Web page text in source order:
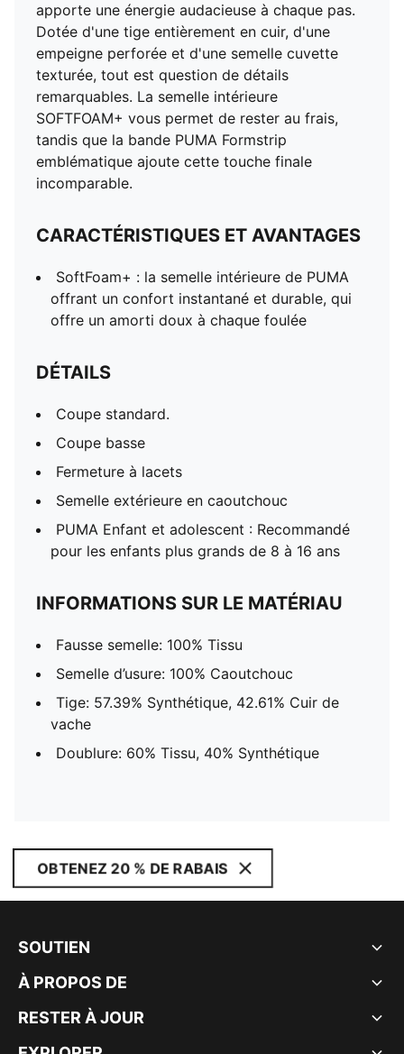
apporte une énergie audacieuse à chaque pas.
Dotée d'une tige entièrement en cuir, d'une
empeigne perforée et d'une semelle cuvette
texturée, tout est question de détails
remarquables. La semelle intérieure
SOFTFOAM+ vous permet de rester au frais,
tandis que la bande PUMA Formstrip
emblématique ajoute cette touche finale
incomparable.
CARACTÉRISTIQUES ET AVANTAGES
SoftFoam+ : la semelle intérieure de PUMA
offrant un confort instantané et durable, qui
offre un amorti doux à chaque foulée
DÉTAILS
Coupe standard.
Coupe basse
Fermeture à lacets
Semelle extérieure en caoutchouc
PUMA Enfant et adolescent : Recommandé
pour les enfants plus grands de 8 à 16 ans
INFORMATIONS SUR LE MATÉRIAU
Fausse semelle: 100% Tissu
Semelle d’usure: 100% Caoutchouc
Tige: 57.39% Synthétique, 42.61% Cuir de
vache
Doublure: 60% Tissu, 40% Synthétique
OBTENEZ 20 % DE RABAIS
SOUTIEN
À PROPOS DE
RESTER À JOUR